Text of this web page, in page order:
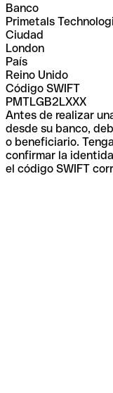
Banco
Primetals
Ciudad
London
País
Reino Unido
Código SWIFT
PMTLGB2LXXX
Antes de realizar
desde su banco,
o beneficiario.
confirmar la
el código SWIFT